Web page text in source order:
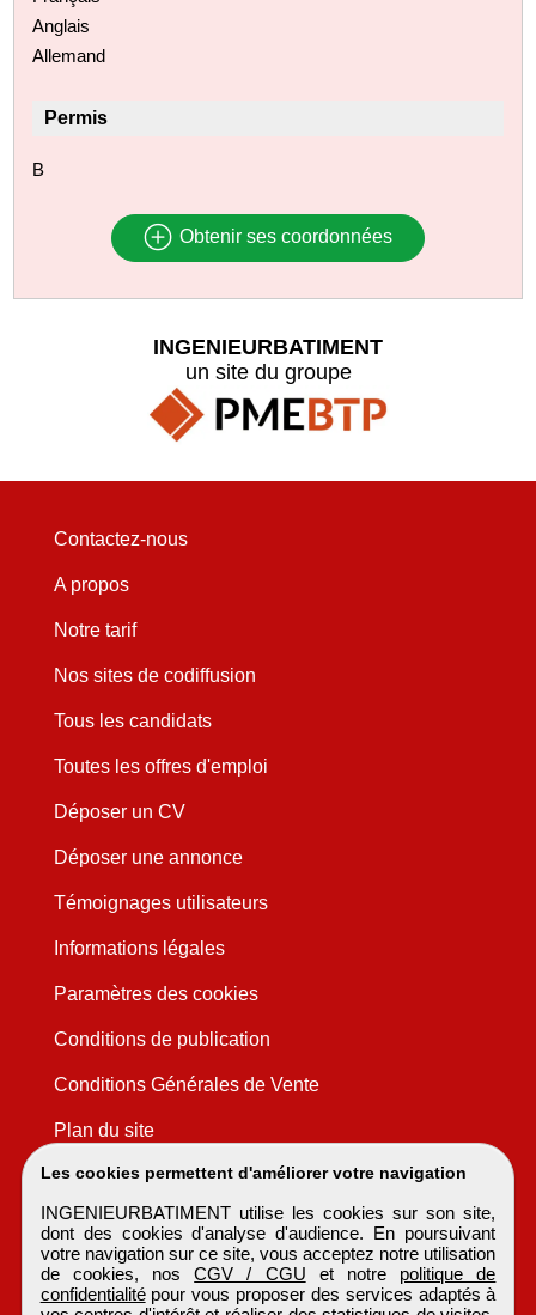
Anglais
Allemand
Permis
B
Obtenir ses coordonnées
Les cookies permettent d'améliorer votre navigation
INGENIEURBATIMENT utilise les cookies sur son site,
dont des cookies d'analyse d'audience. En poursuivant
votre navigation sur ce site, vous acceptez notre utilisation
de cookies, nosCGV / CGU et notre politique de
confidentialitépour vous proposer des services adaptés à
INGENIEURBATIMENT
un site du groupe
Contactez-nous
A propos
Notre tarif
Nos sites de codiffusion
Tous les candidats
Toutes les offres d'emploi
Déposer un CV
Déposer une annonce
Témoignages utilisateurs
Informations légales
Paramètres des cookies
Conditions de publication
Conditions Générales de Vente
Plan du site